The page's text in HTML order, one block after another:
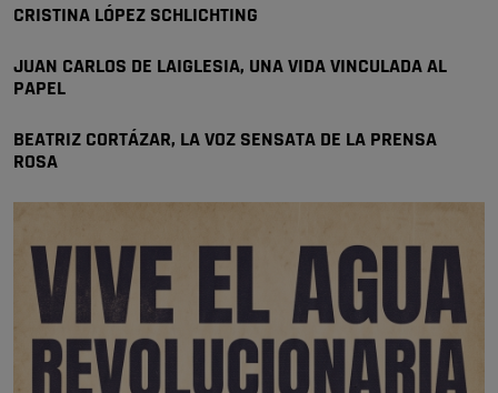
🔴 EXCLUSIVA | El comisario de la …
CRISTINA LÓPEZ SCHLICHTING
JUAN CARLOS DE LAIGLESIA, UNA VIDA VINCULADA AL
PAPEL
BEATRIZ CORTÁZAR, LA VOZ SENSATA DE LA PRENSA
ROSA